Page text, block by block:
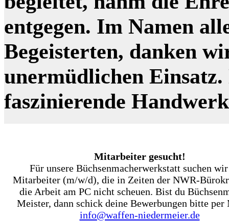
entgegen. Im Namen
Begeisterten, danken
unermüdlichen Einsatz.
faszinierende
Mitarbeiter gesucht!
Für unsere Büchsenmacherwerkstatt suchen wir
Mitarbeiter (m/w/d), die in Zeiten der NWR-
die Arbeit am PC nicht scheuen. Bist du
Meister, dann schick deine Bewerbungen bitte
info@waffen-niedermeier.de